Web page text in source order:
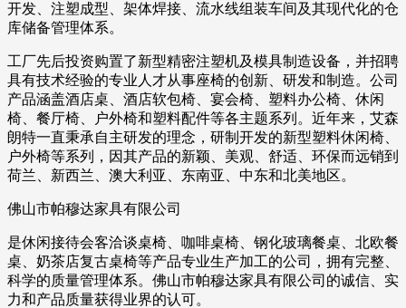
开发、注塑成型、架体焊接、流水线组装车间及其现代化的仓
库储备管理体系。
工厂先后投资购置了新型精密注塑机及模具制造设备，并招聘
具有技术经验的专业人才从事座椅的创新、研发和制造。公司
产品涵盖酒店桌、酒店软包椅、宴会椅、塑料办公椅、休闲
椅、餐厅椅、户外椅和塑料配件等各主题系列。近年来，艾森
朗特一直秉承自主研发的理念，研制开发的新型塑料休闲椅、
户外椅等系列，因其产品的新颖、美观、舒适、环保而远销到
荷兰、新西兰、澳大利亚、东南亚、中东和北美地区。
佛山市帕穆达家具有限公司
是休闲接待会客洽谈桌椅、咖啡桌椅、钢化玻璃餐桌、北欧餐
桌、奶茶店复古桌椅等产品专业生产加工的公司，拥有完整、
科学的质量管理体系。佛山市帕穆达家具有限公司的诚信、实
力和产品质量获得业界的认可。